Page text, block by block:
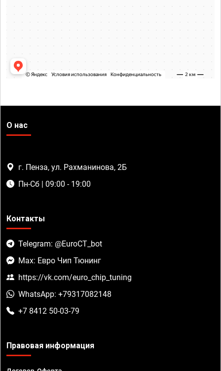
О нас
г. Пенза, ул. Рахманинова, 2Б
Пн-Сб | 09:00 - 19:00
Контакты
Telegram: @EuroCT_bot
Max: Евро Чип Тюнинг
https://vk.com/euro_chip_tuning
WhatsApp: +79317082148
+7 8412 50-03-79
Правовая информация